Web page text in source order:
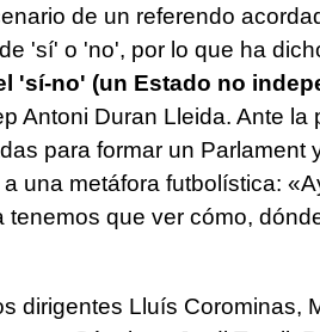
de un referendo
'sí' o 'no', por lo que ha
'sí-no' (un Estado no
Antoni Duran Lleida. Ante la
para formar un Parlament
una metáfora futbolística:
tenemos que ver cómo,
dirigentes Lluís Corominas,